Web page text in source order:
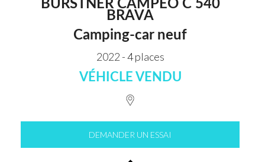
BURSTNER CAMPEO C 540
BRAVA
Camping-car neuf
2022 - 4 places
VÉHICLE VENDU
DEMANDER UN ESSAI